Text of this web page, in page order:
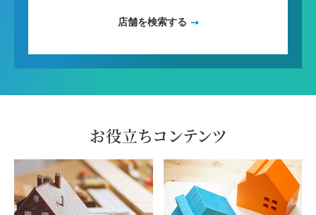
店舗を検索する
お役立ちコンテンツ